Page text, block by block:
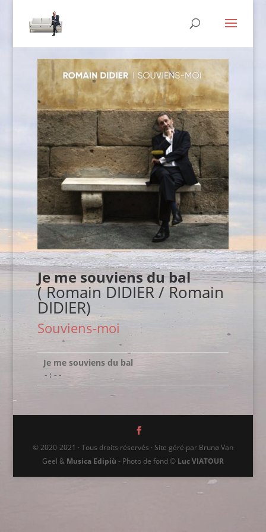
Je me souviens du bal
( Romain DIDIER / Romain
DIDIER)
Souviens-moi
Je me souviens du bal
-:--
© 2020-2021 · Tous droits réservés · Site géré par Brunø Van
Geel & Musica Edipiù - Photo de fond © Luc VIATOUR